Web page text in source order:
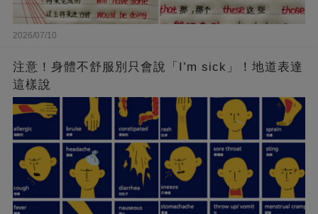
2026/07/10
注意！身體不舒服別只會說「I’m sick」！地道表達
這樣說